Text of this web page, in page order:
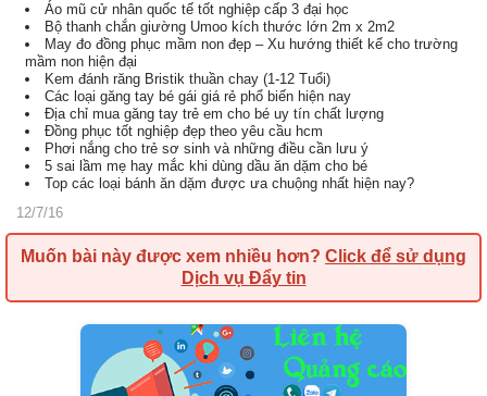
Áo mũ cử nhân quốc tế tốt nghiệp cấp 3 đại học
Bộ thanh chắn giường Umoo kích thước lớn 2m x 2m2
May đo đồng phục mầm non đẹp – Xu hướng thiết kế cho trường
mầm non hiện đại
Kem đánh răng Bristik thuần chay (1-12 Tuổi)
Các loại găng tay bé gái giá rẻ phổ biến hiện nay
Địa chỉ mua găng tay trẻ em cho bé uy tín chất lượng
Đồng phục tốt nghiệp đẹp theo yêu cầu hcm
Phơi nắng cho trẻ sơ sinh và những điều cần lưu ý
5 sai lầm mẹ hay mắc khi dùng dầu ăn dặm cho bé
Top các loại bánh ăn dặm được ưa chuộng nhất hiện nay?
12/7/16
Muốn bài này được xem nhiều hơn? Click để sử dụng
Dịch vụ Đẩy tin